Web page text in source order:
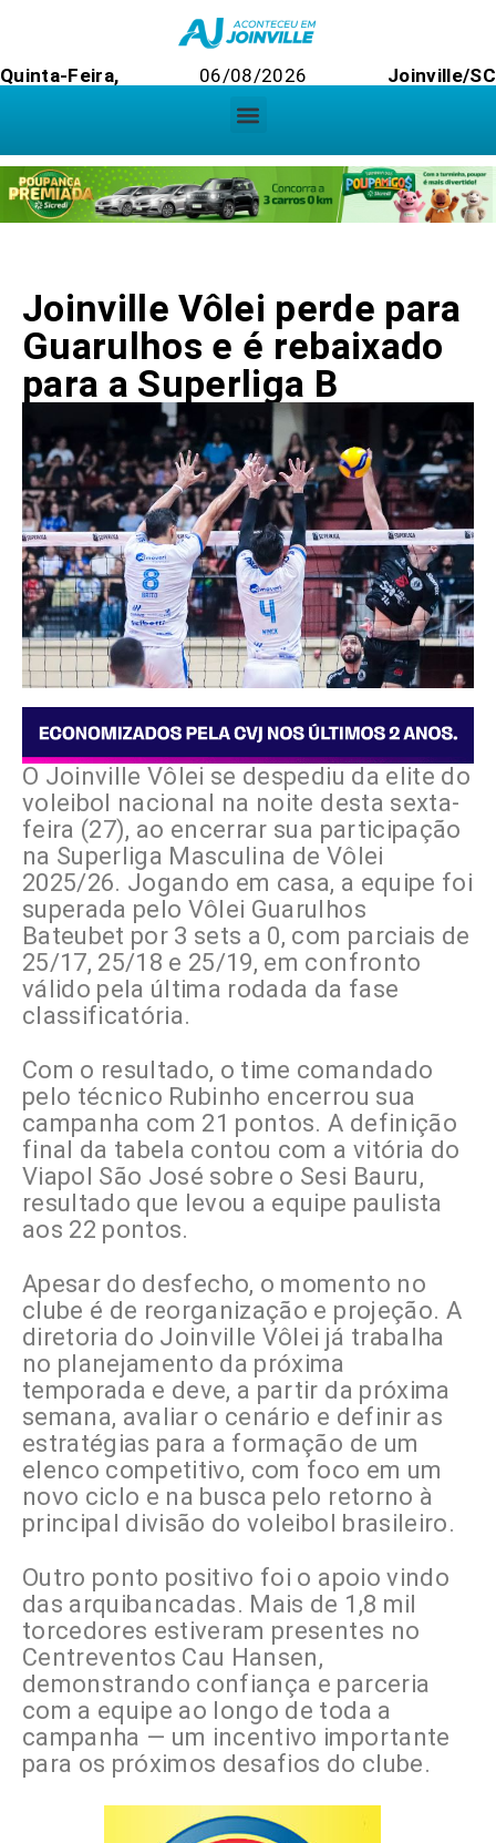
Quinta-Feira, 06/08/2026 Joinville/SC
Joinville Vôlei perde para
Guarulhos e é rebaixado
para a Superliga B
O Joinville Vôlei se despediu da elite do
voleibol nacional na noite desta sexta-
feira (27), ao encerrar sua participação
na Superliga Masculina de Vôlei
2025/26. Jogando em casa, a equipe foi
superada pelo Vôlei Guarulhos
Bateubet por 3 sets a 0, com parciais de
25/17, 25/18 e 25/19, em confronto
válido pela última rodada da fase
classificatória.
Com o resultado, o time comandado
pelo técnico Rubinho encerrou sua
campanha com 21 pontos. A definição
final da tabela contou com a vitória do
Viapol São José sobre o Sesi Bauru,
resultado que levou a equipe paulista
aos 22 pontos.
Apesar do desfecho, o momento no
clube é de reorganização e projeção. A
diretoria do Joinville Vôlei já trabalha
no planejamento da próxima
temporada e deve, a partir da próxima
semana, avaliar o cenário e definir as
estratégias para a formação de um
elenco competitivo, com foco em um
novo ciclo e na busca pelo retorno à
principal divisão do voleibol brasileiro.
Outro ponto positivo foi o apoio vindo
das arquibancadas. Mais de 1,8 mil
torcedores estiveram presentes no
Centreventos Cau Hansen,
demonstrando confiança e parceria
com a equipe ao longo de toda a
campanha — um incentivo importante
para os próximos desafios do clube.